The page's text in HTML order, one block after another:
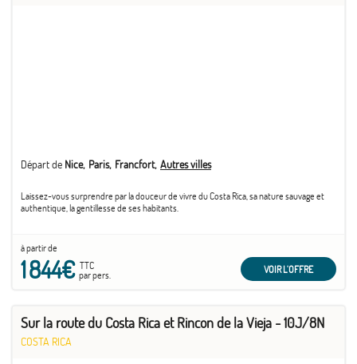
Départ de Nice Paris Francfort Autres villes
Laissez-vous surprendre par la douceur de vivre du Costa Rica, sa nature sauvage et
authentique, la gentillesse de ses habitants.
à partir de
1 844€TTC
par pers.
VOIR L'OFFRE
Sur la route du Costa Rica et Rincon de la Vieja - 10J/8N
COSTA RICA